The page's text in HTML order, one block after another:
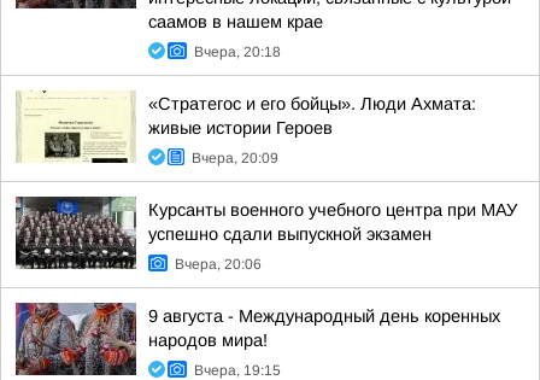
саамов в нашем крае
Вчера, 20:18
«Стратегос и его бойцы». Люди Ахмата:
живые истории Героев
Вчера, 20:09
Курсанты военного учебного центра при МАУ
успешно сдали выпускной экзамен
Вчера, 20:06
9 августа - Международный день коренных
народов мира!
Вчера, 19:15